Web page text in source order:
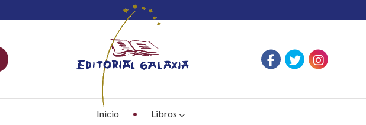
Inicio Libros